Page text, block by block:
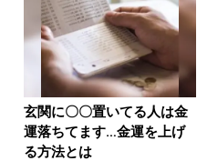
玄関に〇〇置いてる人は金
運落ちてます…金運を上げ
る方法とは